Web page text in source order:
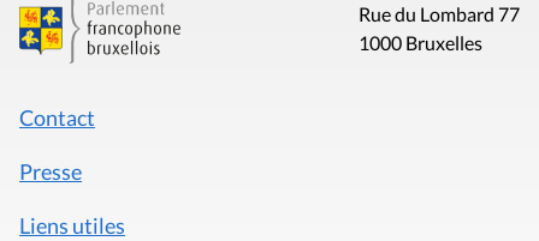
Rue du Lombard 77
1000 Bruxelles
Contact
Presse
Liens utiles